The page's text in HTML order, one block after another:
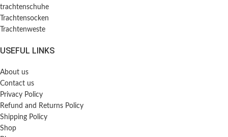
trachtenschuhe
Trachtensocken
Trachtenweste
USEFUL LINKS
About us
Contact us
Privacy Policy
Refund and Returns Policy
Shipping Policy
Shop